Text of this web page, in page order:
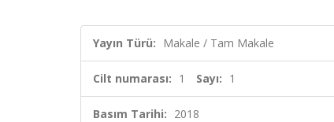
Yayın Türü: Makale / Tam Makale
Cilt numarası: 1 Sayı: 1
Basım Tarihi: 2018